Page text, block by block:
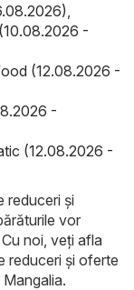
-
(12.08.2026 -
-
(12.08.2026 -
reduceri și
vor
noi, veți afla
reduceri și oferte